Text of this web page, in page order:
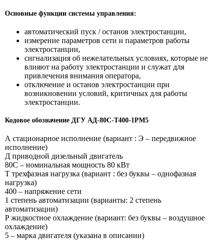
Основные функции системы управления:
автоматический пуск / останов электростанции,
измерение параметров сети и параметров работы
электростанции,
сигнализация об нежелательных условиях, которые не
влияют на работу электростанции и служат для
привлечения внимания оператора,
отключение и останов электростанции при
возникновении условий, критичных для работы
электростанции.
Кодовое обозначение ДГУ АД-80С-T400-1РМ5
А стационарное исполнение (вариант : Э – передвижное
исполнение)
Д приводной дизельный двигатель
80С – номинальная мощность 80 кВт
Т трехфазная нагрузка (вариант : без буквы – однофазная
нагрузка)
400 – напряжение сети
1 степень автоматизации (варианты: 2 степень
автоматизации)
Р жидкостное охлаждение (вариант: без буквы – воздушное
охлаждение)
5 – марка двигателя (указана в описании)